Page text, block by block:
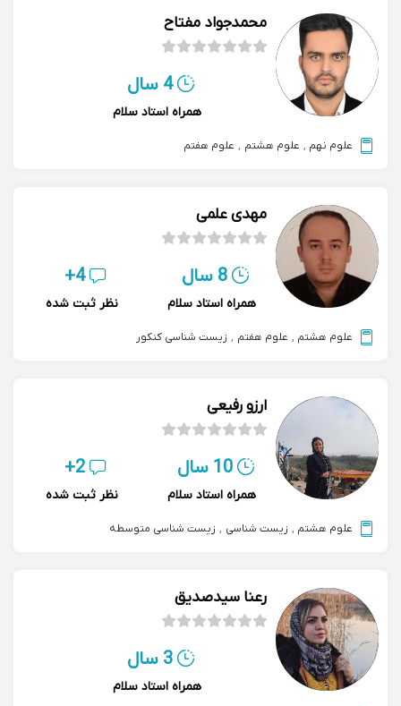
محمدجواد مفتاح
4 سال
همراه استاد سلام
علوم نهم , علوم هشتم , علوم هفتم
مهدی علمی
8 سال
همراه استاد سلام
4+
نظر ثبت شده
علوم هشتم , علوم هفتم , زیست شناسی کنکور
ارزو رفیعی
10 سال
همراه استاد سلام
2+
نظر ثبت شده
علوم هشتم , زیست شناسی , زیست شناسی متوسطه
رعنا سیدصدیق
3 سال
همراه استاد سلام